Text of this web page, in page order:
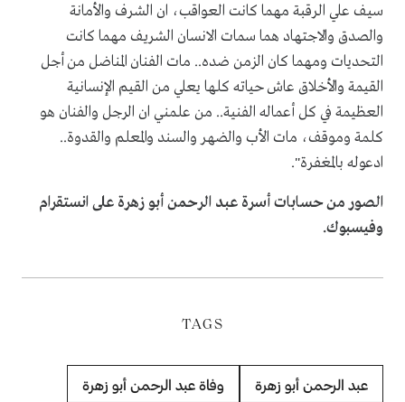
سيف علي الرقبة مهما كانت العواقب، ان الشرف والأمانة
والصدق والاجتهاد هما سمات الانسان الشريف مهما كانت
التحديات ومهما كان الزمن ضده.. مات الفنان المناضل من أجل
القيمة والأخلاق عاش حياته كلها يعلي من القيم الإنسانية
العظيمة في كل أعماله الفنية.. من علمني ان الرجل والفنان هو
كلمة وموقف، مات الأب والضهر والسند والمعلم والقدوة..
ادعوله بالمغفرة".
الصور من حسابات أسرة عبد الرحمن أبو زهرة على انستقرام
وفيسبوك.
TAGS
عبد الرحمن أبو زهرة وفاة عبد الرحمن أبو زهرة